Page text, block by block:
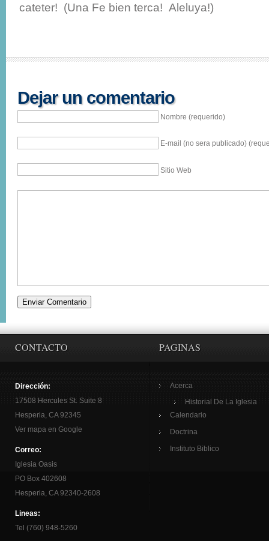
cateter! (Una Fe bien terca! Aleluya!)
Dejar un comentario
Nombre (requerido)
E-mail (no sera publicado)
Sitio Web
CONTACTO
Dirección:
17508 Hercules St. Suite 8
Hesperia, CA 92345
Ver mapa en Google
Correo:
Iglesia Oasis
PO Box 402608
Hesperia, CA 92340-2608
Lineas:
Tel (760) 948-5260
PAGINAS
Acerca
Historial De La Iglesia
Calendario
Doctrina
Instituto Biblico